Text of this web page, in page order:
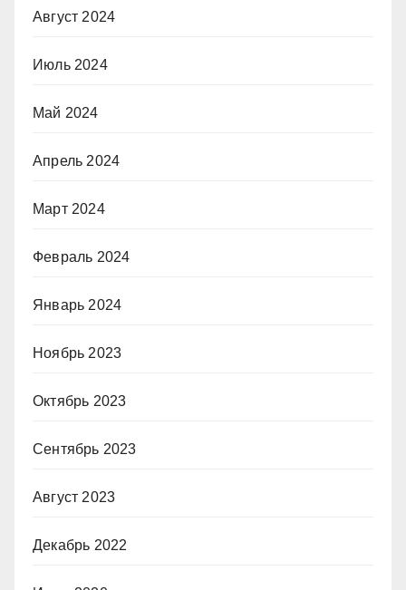
Август 2024
Июль 2024
Май 2024
Апрель 2024
Март 2024
Февраль 2024
Январь 2024
Ноябрь 2023
Октябрь 2023
Сентябрь 2023
Август 2023
Декабрь 2022